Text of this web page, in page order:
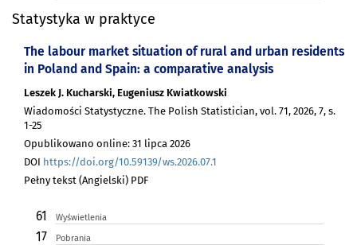
Statystyka w praktyce
The labour market situation of rural and urban residents
in Poland and Spain: a comparative analysis
Leszek J. Kucharski, Eugeniusz Kwiatkowski
Wiadomości Statystyczne. The Polish Statistician, vol. 71, 2026, 7, s.
1-25
Opublikowano online: 31 lipca 2026
DOI https://doi.org/10.59139/ws.2026.07.1
Pełny tekst (Angielski) PDF
61 Wyświetlenia
17 Pobrania